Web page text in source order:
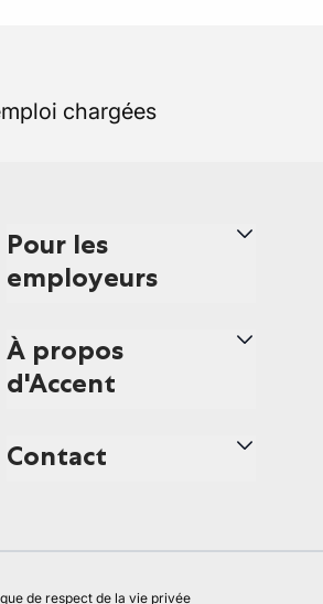
chargées
Pour les
employeurs
À propos
d'Accent
Contact
de respect de la vie privée